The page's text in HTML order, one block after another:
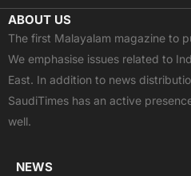
c
e
b
o
o
k
t
w
i
t
t
e
u
t
u
b
e
ABOUT US
The first Malayalam magazine to
We emphasise issues related to
East. In addition to news
SaudiTimes has an active
well.
NEWS